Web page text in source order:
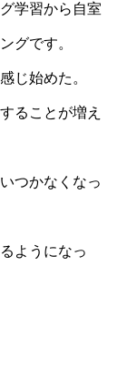
学習から自室
グです。
じ始めた。
ることが増え
つかなくなっ
ようになっ